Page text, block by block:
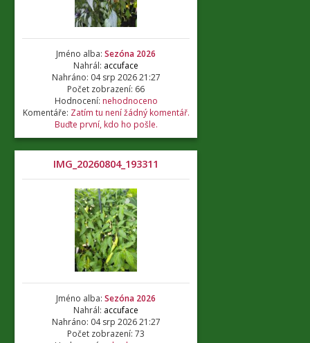
Jméno alba: Sezóna 2026
Nahrál: accuface
Nahráno: 04 srp 2026 21:27
Počet zobrazení: 66
Hodnocení: nehodnoceno
Komentáře: Zatím tu není žádný komentář.
Buďte první, kdo ho pošle.
IMG_20260804_193311
Jméno alba: Sezóna 2026
Nahrál: accuface
Nahráno: 04 srp 2026 21:27
Počet zobrazení: 73